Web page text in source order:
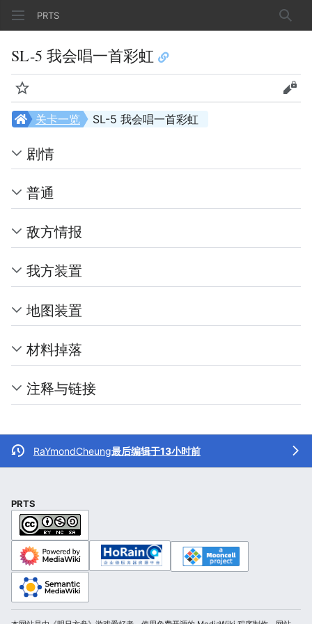
PRTS 搜索
SL-5 我会唱一首彩虹
监视 查看
SL-5 我会唱一首彩虹
关卡一览
剧情
普通
敌方情报
我方装置
地图装置
材料掉落
注释与链接
RaYmondCheung最后编辑于13小时前
PRTS